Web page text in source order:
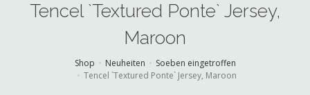
Tencel `Textured Ponte` Jersey,
Maroon
Shop Neuheiten
Soeben eingetroffen
Tencel `Textured Ponte` Jersey, Maroon